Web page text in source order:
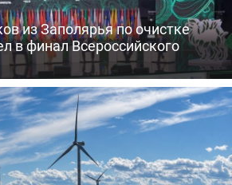
из Заполярья по очистке
в финал Всероссийского